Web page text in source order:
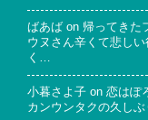
ばあば on 帰ってきた
ウヌさん辛くて悲し
く…
小暮さよ子 on 恋はぽ
カンウンタクの久し